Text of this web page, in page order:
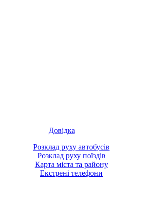
Довідка
Розклад руху автобусів
Розклад руху поїздів
Карта міста та району
Екстрені телефони